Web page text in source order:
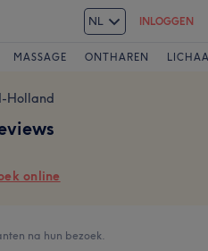
NL INLOGGEN
MASSAGE ONTHAREN
Holland
online
na hun bezoek.